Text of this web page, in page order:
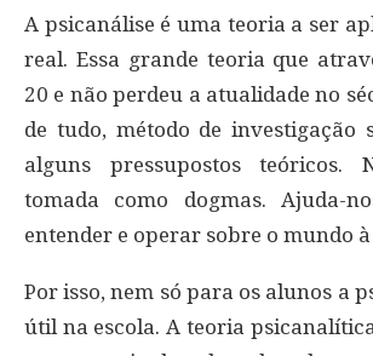
A psicanálise é uma teoria a ser
real. Essa grande teoria que
20 e não perdeu a atualidade no
de tudo, método de investigação
alguns pressupostos teóricos.
tomada como dogmas. Ajuda-
entender e operar sobre o mundo
Por isso, nem só para os alunos a
útil na escola. A teoria